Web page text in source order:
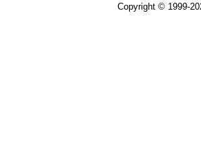
Copyright © 1999-